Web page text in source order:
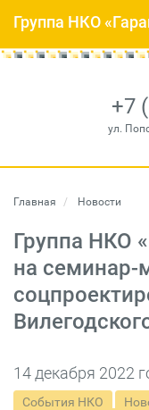
+7
ул.
Группа НКО
Главная Новости
Группа НКО
на семинар-
14 декабря 2022
События НКО